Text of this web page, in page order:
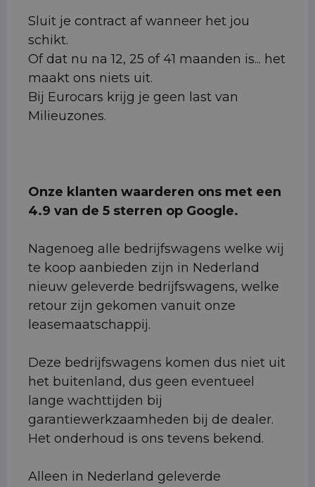
Sluit je contract af wanneer het jou
schikt.
Of dat nu na 12, 25 of 41 maanden is... het
maakt ons niets uit.
Bij Eurocars krijg je geen last van
Milieuzones.
Onze klanten waarderen ons met een
4.9 van de 5 sterren op Google.
Nagenoeg alle bedrijfswagens welke wij
te koop aanbieden zijn in Nederland
nieuw geleverde bedrijfswagens, welke
retour zijn gekomen vanuit onze
leasemaatschappij.
Deze bedrijfswagens komen dus niet uit
het buitenland, dus geen eventueel
lange wachttijden bij
garantiewerkzaamheden bij de dealer.
Het onderhoud is ons tevens bekend.
Alleen in Nederland geleverde